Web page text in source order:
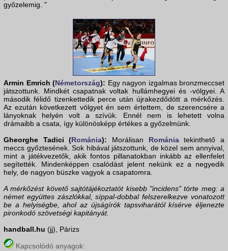
győzelemig. "
Armin Emrich (Németország): Egy nagyon izgalmas bronzmeccset
játszottunk. Mindkét csapatnak voltak hullámhegyei és -völgyei. A
második félidő tizenkettedik perce után újrakezdődött a mérkőzés.
Az ezután következett völgyet én sem értettem, de szerencsére a
lányoknak helyén volt a szívük. Ennél nem is lehetett volna
drámaibb a csata, így különösképp értékes a győzelmünk.
Gheorghe Tadici (Románia): Morálisan Romániatekinthető a
meccs győztesének. Sok hibával játszottunk, de közel sem annyival,
mint a játékvezetők, akik fontos pillanatokban inkább az ellenfelet
segítették. Mindenképpen csalódást jelent nekünk ez a negyedik
hely, de nagyon büszke vagyok a csapatomra.
A mérkőzést követő sajtótájékoztatót kisebb "incidens" törte meg: a
német együttes zászlókkal, síppal-dobbal felszerelkezve vonatozott
be a helyiségbe, ahol az újságírók tapsviharától kísérve éljenezte
pironkodó szövetségi kapitányát.
handball.hu (jj), Párizs
Kapcsolódó anyagok: